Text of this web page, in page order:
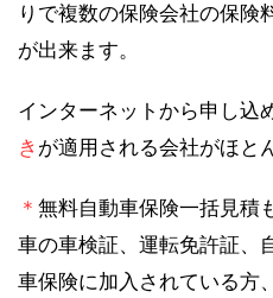
りで複数の保険会社の保険
が出来ます。
インターネットから申し込
き が適用される会社がほと
＊ 無料自動車保険一括見積
車の車検証、運転免許証、
車保険に加入されている方